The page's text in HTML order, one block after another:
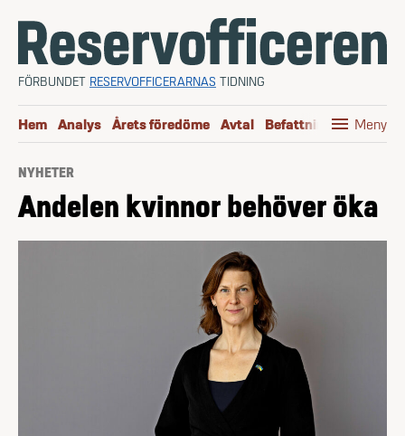
FÖRBUNDET RESERVOFFICERARNAS TIDNING
Hem Analys Årets föredöme Avtal Befattningen
menu Meny
NYHETER
Andelen kvinnor behöver öka